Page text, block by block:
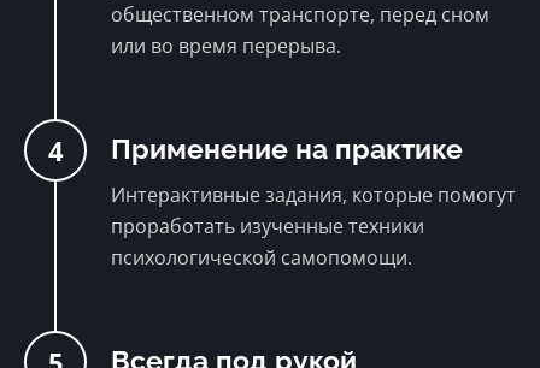
общественном транспорте, перед сном
или во время перерыва.
4 Применение на практике
Интерактивные задания, которые помогут
проработать изученные техники
психологической самопомощи.
Всегда под рукой